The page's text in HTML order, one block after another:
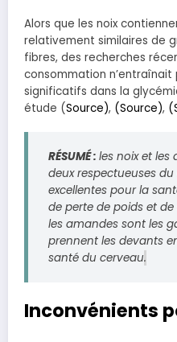
Alors que les noix
relativement similaires de
fibres, des recherches
consommation
significatifs dans la
étude (Source), (Source),
RÉSUMÉ : les noix et les
deux respectueuses
excellentes pour la
de perte de poids et
les amandes sont les
prennent les devants
santé du cerveau.
Inconvénients